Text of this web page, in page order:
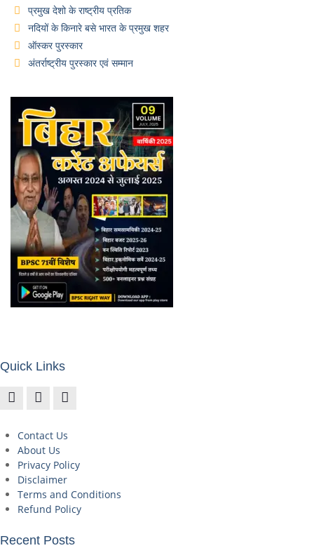
प्रमुख देशो के राष्ट्रीय प्रतिक
नदियों के किनारे बसे भारत के प्रमुख शहर
ऑस्कर पुरस्कार
अंतर्राष्ट्रीय पुरस्कार एवं सम्मान
Quick Links
Contact Us
About Us
Privacy Policy
Disclaimer
Terms and Conditions
Refund Policy
Recent Posts